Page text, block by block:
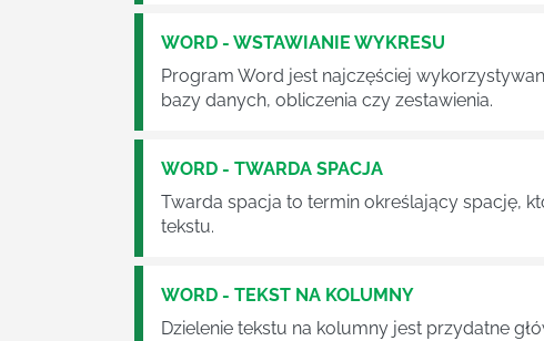
WORD - WSTAWIANIE WYKRESU
Program Word jest najczęściej
bazy danych, obliczenia czy zestawienia.
WORD - TWARDA SPACJA
Twarda spacja to termin określający spację,
tekstu.
WORD - TEKST NA KOLUMNY
Dzielenie tekstu na kolumny jest przydatne